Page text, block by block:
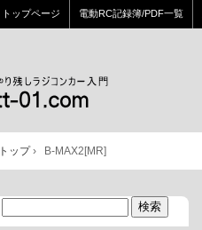
トップページ 電動RC記録簿/PDF一覧
トップ› B-MAX2[MR]